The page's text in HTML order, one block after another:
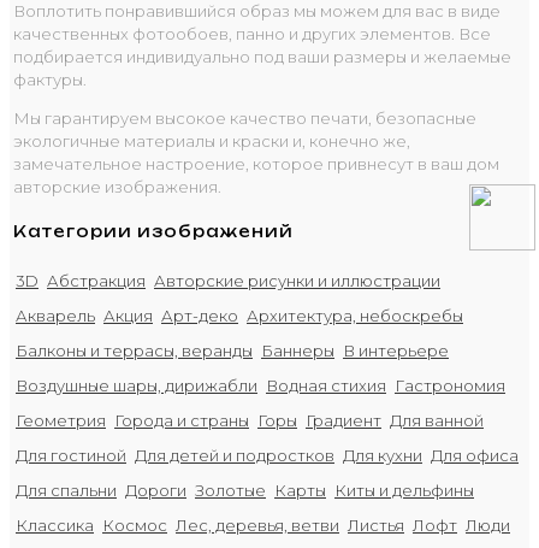
Воплотить понравившийся образ мы можем для вас в виде
качественных фотообоев, панно и других элементов. Все
подбирается индивидуально под ваши размеры и желаемые
фактуры.
Мы гарантируем высокое качество печати, безопасные
экологичные материалы и краски и, конечно же,
замечательное настроение, которое привнесут в ваш дом
авторские изображения.
Категории изображений
3D Абстракция Авторские рисунки и иллюстрации
Акварель Акция Арт-деко Архитектура, небоскребы
Балконы и террасы, веранды
Баннеры
В интерьере
Воздушные шары, дирижабли
Водная стихия
Гастрономия
Геометрия
Города и страны Горы Градиент Для ванной
Для гостиной Для детей и подростков Для кухни Для офиса
Для спальни Дороги Золотые Карты
Киты и дельфины
Классика
Космос Лес, деревья, ветви Листья Лофт Люди